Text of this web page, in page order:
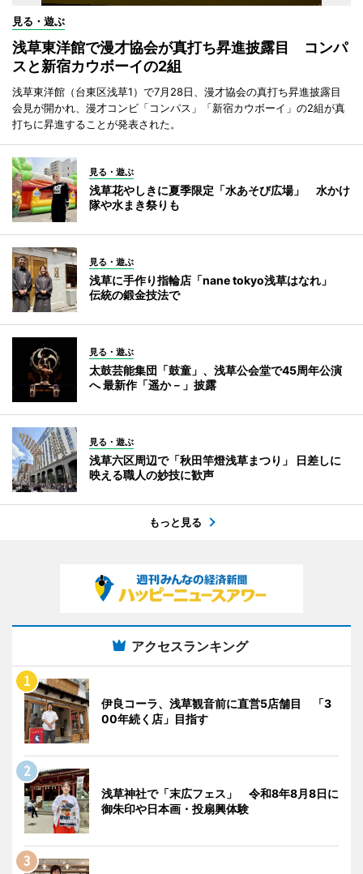
見る・遊ぶ
浅草東洋館で漫才協会が真打ち昇進披露目 コンパ
スと新宿カウボーイの2組
浅草東洋館（台東区浅草1）で7月28日、漫才協会の真打ち昇進披露目
会見が開かれ、漫才コンビ「コンパス」「新宿カウボーイ」の2組が真
打ちに昇進することが発表された。
見る・遊ぶ
浅草花やしきに夏季限定「水あそび広場」 水かけ
隊や水まき祭りも
見る・遊ぶ
浅草に手作り指輪店「nane tokyo浅草はなれ」
伝統の鍛金技法で
見る・遊ぶ
太鼓芸能集団「鼓童」、浅草公会堂で45周年公演
へ 最新作「遥か－」披露
見る・遊ぶ
浅草六区周辺で「秋田竿燈浅草まつり」 日差しに
映える職人の妙技に歓声
もっと見る
アクセスランキング
伊良コーラ、浅草観音前に直営5店舗目 「3
00年続く店」目指す
浅草神社で「末広フェス」 令和8年8月8日に
御朱印や日本画・投扇興体験